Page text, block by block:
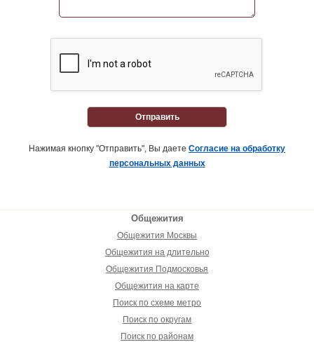
Отправить
Нажимая кнопку "Отправить", Вы даете Согласие на обработку
персональных данных
Общежития
Общежития Москвы
Общежития на длительно
Общежития Подмосковья
Общежития на карте
Поиск по схеме метро
Поиск по округам
Поиск по районам